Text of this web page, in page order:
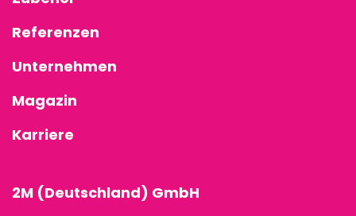
Referenzen
Unternehmen
Magazin
Karriere
2M (Deutschland) GmbH